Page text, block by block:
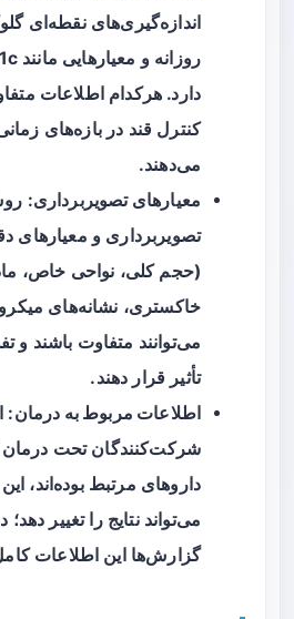
اندازه‌گیری‌های نقطه‌ای
دارد. هرکدام اطلاعات
کنترل قند در بازه‌های
می‌دهند.
معیارهای تصویربرداری:
تصویربرداری و معیارهای
(حجم کلی، نواحی خاص،
خاکستری، نشانه‌های
می‌توانند متفاوت باشند و
تأثیر قرار دهند.
اطلاعات مربوط به درمان:
شرکت‌کنندگان تحت درمان
داروهای مرتبط بوده‌اند،
می‌تواند نتایج را تغییر دهد؛
گزارش‌ها این اطلاعات